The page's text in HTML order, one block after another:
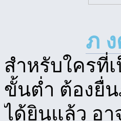
ภ
สำหรับใครที่
ขั้นต่ำ ต้องยื่น
ได้ยินแล้ว อา